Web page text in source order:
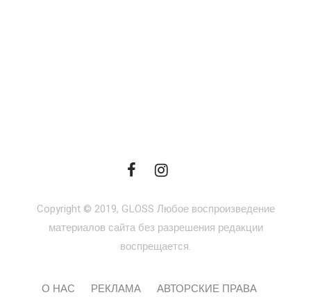
Copyright © 2019, GLOSS Любое воспроизведение
материалов сайта без разрешения редакции
воспрещается.
О НАС РЕКЛАМА АВТОРСКИЕ ПРАВА